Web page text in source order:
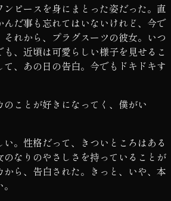
ンピースを身にまとった姿だった。直
だ事も忘れてはいないけれど、今で
れから、プラグスーツの彼女。いつ
も、近頃は可愛らしい様子を見せるこ
て、あの日の告白。今でもドキドキす
のことが好きになってく、僕がい
い。性格だって、きついところはある
のなりのやさしさを持っていることが
から、告白された。きっと、いや、本